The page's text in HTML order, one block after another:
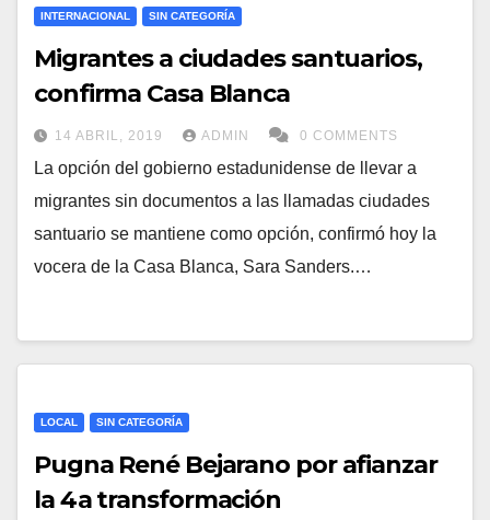
INTERNACIONAL SIN CATEGORÍA
Migrantes a ciudades santuarios,
confirma Casa Blanca
14 ABRIL, 2019 ADMIN 0 COMMENTS
La opción del gobierno estadunidense de llevar a
migrantes sin documentos a las llamadas ciudades
santuario se mantiene como opción, confirmó hoy la
vocera de la Casa Blanca, Sara Sanders.…
LOCAL SIN CATEGORÍA
Pugna René Bejarano por afianzar
la 4a transformación